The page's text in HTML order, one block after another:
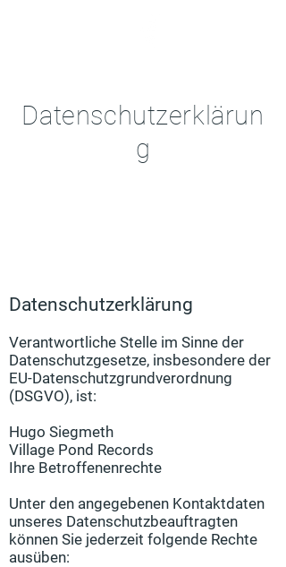
Datenschutzerklärun
g
Datenschutzerklärung
Verantwortliche Stelle im Sinne der
Datenschutzgesetze, insbesondere der
EU-Datenschutzgrundverordnung
(DSGVO), ist:
Hugo Siegmeth
Village Pond Records
Ihre Betroffenenrechte
Unter den angegebenen Kontaktdaten
unseres Datenschutzbeauftragten
können Sie jederzeit folgende Rechte
ausüben: